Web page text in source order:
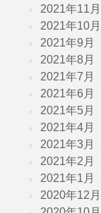
2021年11月
2021年10月
2021年9月
2021年8月
2021年7月
2021年6月
2021年5月
2021年4月
2021年3月
2021年2月
2021年1月
2020年12月